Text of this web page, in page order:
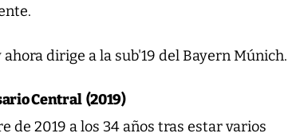
dirige a la sub'19 del Bayern Múnich.
Central (2019)
de 2019 a los 34 años tras estar varios